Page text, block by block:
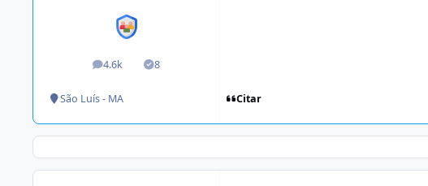
4.6k
posts 8
Soluções
São Luís - MA Citar